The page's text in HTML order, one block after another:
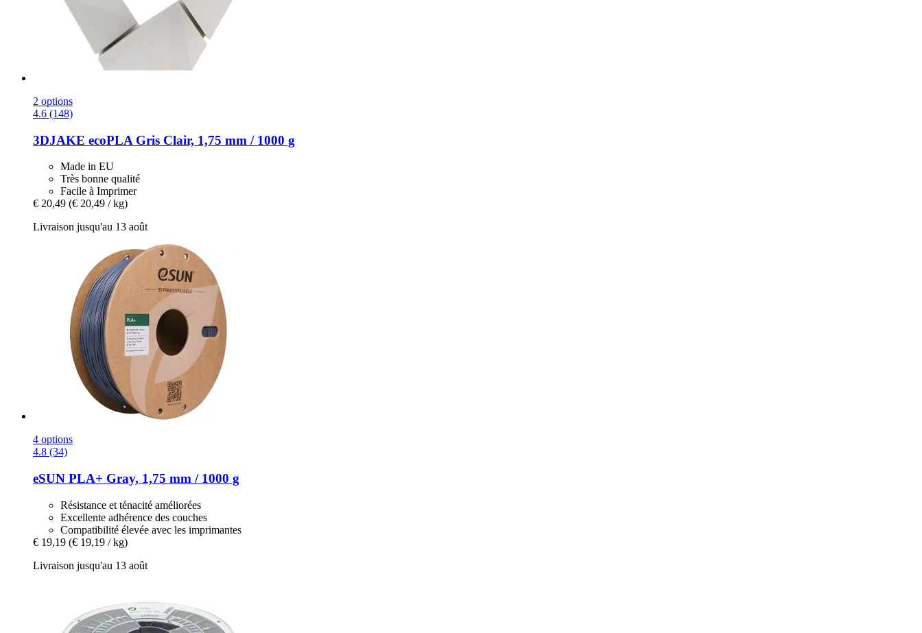
2 options
4.6 (148)
3DJAKE ecoPLA Gris Clair, 1,75 mm / 1000 g
Made in EU
Très bonne qualité
Facile à Imprimer
€ 20,49 (€ 20,49 / kg)
Livraison jusqu'au 13 août
4 options
4.8 (34)
eSUN PLA+ Gray, 1,75 mm / 1000 g
Résistance et ténacité améliorées
Excellente adhérence des couches
Compatibilité élevée avec les imprimantes
€ 19,19 (€ 19,19 / kg)
Livraison jusqu'au 13 août